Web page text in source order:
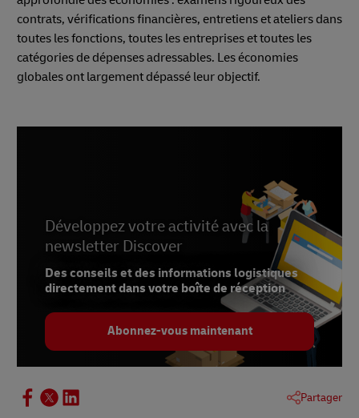
contrats, vérifications financières, entretiens et ateliers dans
toutes les fonctions, toutes les entreprises et toutes les
catégories de dépenses adressables. Les économies
globales ont largement dépassé leur objectif.
Développez votre activité avec la
newsletter Discover
Des conseils et des informations logistiques
directement dans votre boîte de réception
Abonnez-vous maintenant
Partager